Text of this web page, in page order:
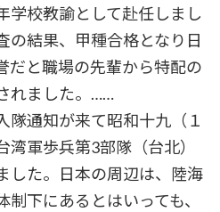
学校教諭として赴任しまし
の結果、甲種合格となり日
だと職場の先輩から特配の
れました。……
通知が来て昭和十九（１
湾軍歩兵第3部隊（台北）
した。日本の周辺は、陸海
下にあるとはいっても、